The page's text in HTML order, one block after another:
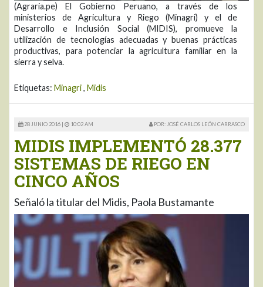
(Agraria.pe) El Gobierno Peruano, a través de los
ministerios de Agricultura y Riego (Minagri) y el de
Desarrollo e Inclusión Social (MIDIS), promueve la
utilización de tecnologías adecuadas y buenas prácticas
productivas, para potenciar la agricultura familiar en la
sierra y selva.
Etiquetas: Minagri, Midis
28 JUNIO 2016 | 10:02 AM POR: JOSÉ CARLOS LEÓN CARRASCO
MIDIS IMPLEMENTÓ 28.377
SISTEMAS DE RIEGO EN
CINCO AÑOS
Señaló la titular del Midis, Paola Bustamante